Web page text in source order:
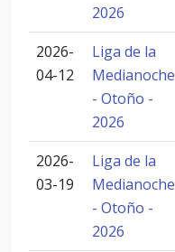
2026
2026-
04-12
Liga de la
Medianoche
- Otoño -
2026
2026-
03-19
Liga de la
Medianoche
- Otoño -
2026